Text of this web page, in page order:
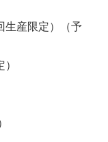
生産限定）（予